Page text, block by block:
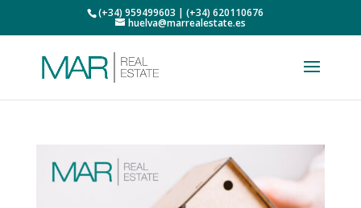
(+34) 959499603 | (+34) 620110676
huelva@marrealestate.es